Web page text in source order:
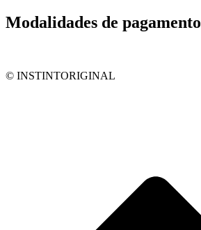
Modalidades de pagamento
© INSTINTORIGINAL